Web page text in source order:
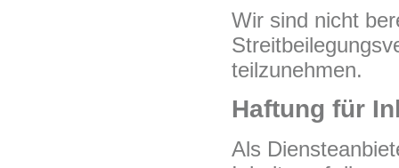
Wir sind nicht
teilzunehmen.
Haftung für
Als